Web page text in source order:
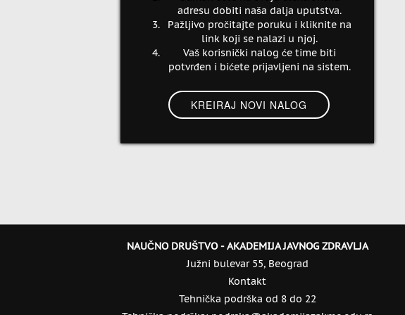
adresu dobiti naša dalja uputstva.
Pažljivo pročitajte poruku i kliknite na
link koji se nalazi u njoj.
Vaš korisnički nalog će time biti
potvrđen i bićete prijavljeni na sistem.
NAUČNO DRUŠTVO - AKADEMIJA JAVNOG ZDRAVLJA
Južni bulevar 55, Beograd
Kontakt
Tehnička podrška od 8 do 22